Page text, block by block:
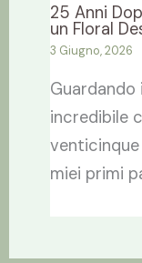
25 Anni
un Floral
3 Giugno, 2026
Guardando
incredibile
miei primi